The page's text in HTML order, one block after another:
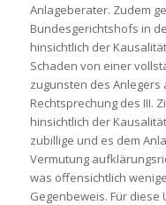
Anlageberater. Zudem
Bundesgerichtshofs in
hinsichtlich der
Schaden von einer
zugunsten des Anlegers
Rechtsprechung des III.
hinsichtlich der
zubillige und es dem
Vermutung
was offensichtlich
Gegenbeweis. Für